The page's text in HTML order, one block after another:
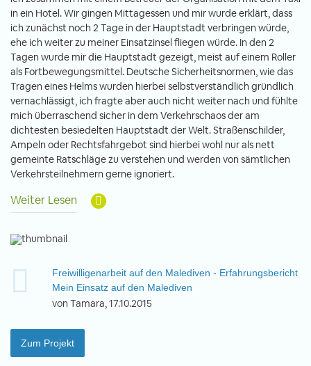
in ein Hotel. Wir gingen Mittagessen und mir wurde erklärt, dass
ich zunächst noch 2 Tage in der Hauptstadt verbringen würde,
ehe ich weiter zu meiner Einsatzinsel fliegen würde. In den 2
Tagen wurde mir die Hauptstadt gezeigt, meist auf einem Roller
als Fortbewegungsmittel. Deutsche Sicherheitsnormen, wie das
Tragen eines Helms wurden hierbei selbstverständlich gründlich
vernachlässigt, ich fragte aber auch nicht weiter nach und fühlte
mich überraschend sicher in dem Verkehrschaos der am
dichtesten besiedelten Hauptstadt der Welt. Straßenschilder,
Ampeln oder Rechtsfahrgebot sind hierbei wohl nur als nett
gemeinte Ratschläge zu verstehen und werden von sämtlichen
Verkehrsteilnehmern gerne ignoriert.
Weiter Lesen
Freiwilligenarbeit auf den Malediven - Erfahrungsbericht
Mein Einsatz auf den Malediven
von Tamara, 17.10.2015
Zum Projekt